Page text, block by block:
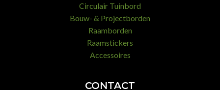
Circulair Tuinbord
Bouw- & Projectborden
Raamborden
Raamstickers
Accessoires
CONTACT